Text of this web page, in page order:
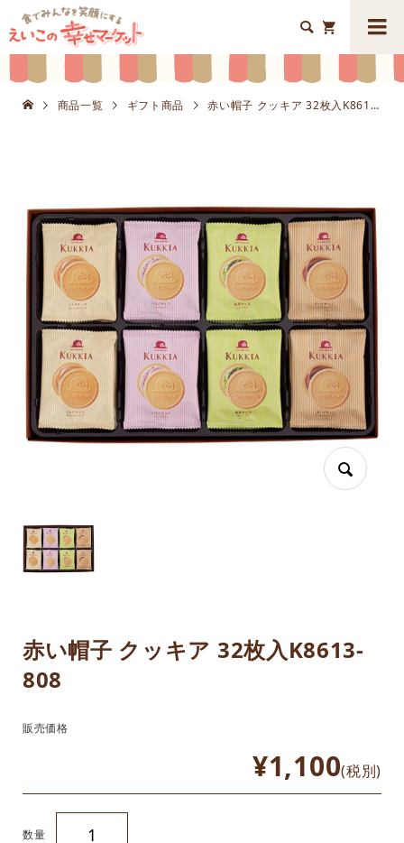


商品一覧 ギフト商品 赤い帽子 クッキア 32枚入K8613-808
赤い帽子 クッキア 32枚入K8613-
808
販売価格
¥1,100(税別)
数量